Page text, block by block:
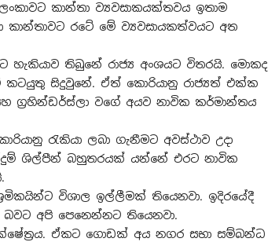
කාන්තා ව්‍යවසාකයක්තවය ඉතාම
රටේ මේ ව්‍යවසායකත්වයට අත
හැකියාව තිබුනේ රාජ්‍ය අංශයට විතරයි. මොකද
සිදුවුනේ. ඒත් කොරියානු රාජ්‍යත් එක්ක
ග්‍රහින්ඩර්ස්ලා වගේ අයව නාවික කර්මාන්තය
රැකියා ලබා ගැනීමට අවස්ථාව උදා
ශිල්පීන් බහුතරයක් යන්නේ එරට නාවික
විශාල ඉල්ලීමක් තියෙනවා. ඉදිරයේදී
අපි පෙනෙන්නට තියෙනවා.
ඒකට ගොඩක් අය නගර සභා සම්බන්ධ